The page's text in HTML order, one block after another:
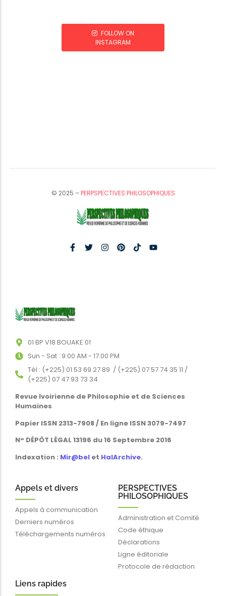
FOLLOW ON
INSTAGRAM
© 2025 –PERPSPECTIVES PHILOSOPHIQUES
01 BP V18 BOUAKE 01
Sun - Sat : 9:00 AM - 17:00 PM
Tél : (+225) 01 53 69 27 89 / (+225) 07 57 74 35 11 /
(+225) 07 47 93 73 34
Revue Ivoirienne de Philosophie et de Sciences
Humaines
Papier ISSN 2313-7908 / En ligne ISSN 3079-7497
N° DÉPÔT LÉGAL 13196 du 16 Septembre 2016
Indexation : Mir@bel et HalArchive.
Appels et divers
Appels à communication
Derniers numéros
Téléchargements numéros
PERSPECTIVES
PHILOSOPHIQUES
Administration et Comité
Code éthique
Déclarations
Ligne éditoriale
Protocole de rédaction
Liens rapides